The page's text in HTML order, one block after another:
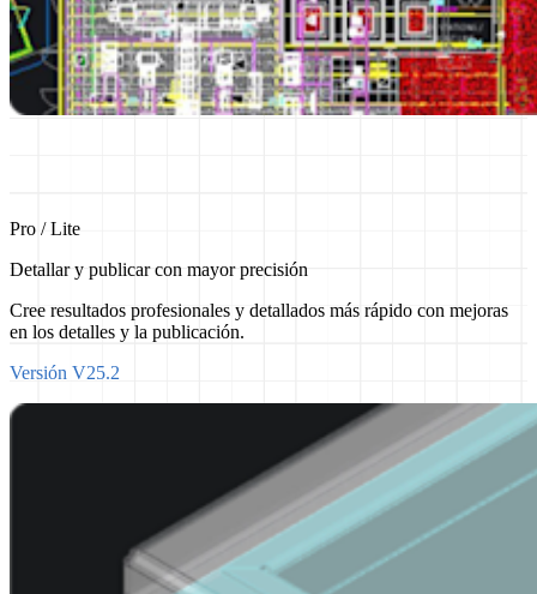
Pro / Lite
Detallar y publicar con mayor precisión
Cree resultados profesionales y detallados más rápido con mejoras
en los detalles y la publicación.
Versión V25.2